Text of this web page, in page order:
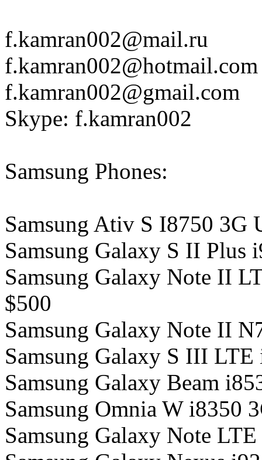
f.kamran002@mail.ru
f.kamran002@hotmail.com
f.kamran002@gmail.com
Skype: f.kamran002
Samsung Phones:
Samsung Ativ S I8750 3G
Samsung Galaxy S II Plus
Samsung Galaxy Note II
$500
Samsung Galaxy Note II
Samsung Galaxy S III
Samsung Galaxy Beam
Samsung Omnia W i8350
Samsung Galaxy Note